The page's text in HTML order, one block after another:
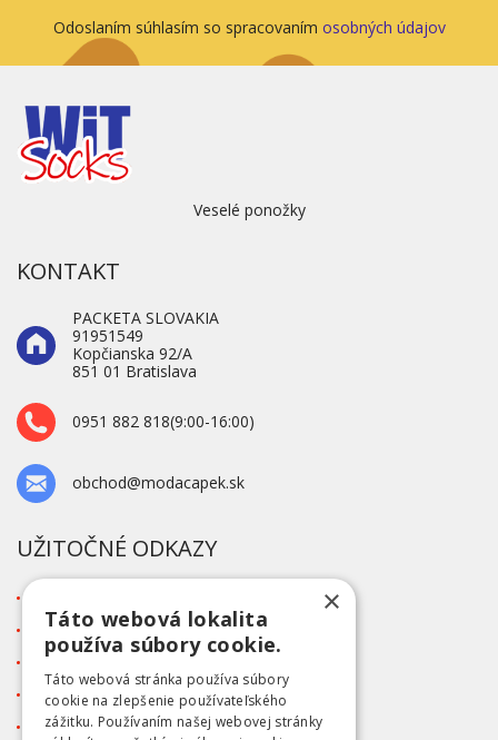
Odoslaním súhlasím so spracovaním osobných údajov
Veselé ponožky
KONTAKT
PACKETA SLOVAKIA
91951549
Kopčianska 92/A
851 01 Bratislava
0951 882 818(9:00-16:00)
obchod@modacapek.sk
UŽITOČNÉ ODKAZY
Blog
Kontakt
Tabuľka veľkostí
Ochrana osobných údajov GDPR
×
Táto webová lokalita
používa súbory cookie.
Táto webová stránka používa súbory
cookie na zlepšenie používateľského
zážitku. Používaním našej webovej stránky